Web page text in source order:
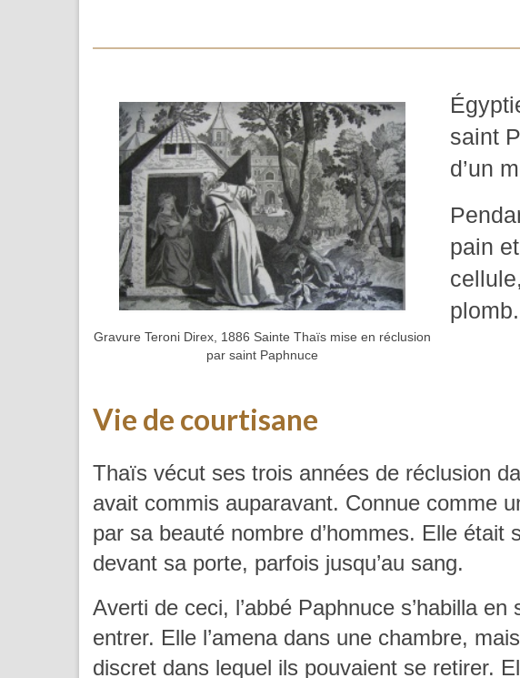
Gravure Teroni Direx, 1886 Sainte Thaïs mise en réclusion
par saint Paphnuce
saint
d’un
pain
plomb.
Vie de courtisane
Thaïs vécut ses trois années de réclusion
avait commis auparavant. Connue comme
par sa beauté nombre d’hommes. Elle
devant sa porte, parfois jusqu’au sang.
Averti de ceci, l’abbé Paphnuce s’habilla
entrer. Elle l’amena dans une chambre,
discret dans lequel ils pouvaient se retirer.